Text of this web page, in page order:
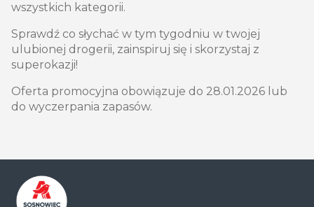
wszystkich kategorii.
Sprawdź co słychać w tym tygodniu w twojej
ulubionej drogerii, zainspiruj się i skorzystaj z
superokazji!
Oferta promocyjna obowiązuje do 28.01.2026 lub
do wyczerpania zapasów.